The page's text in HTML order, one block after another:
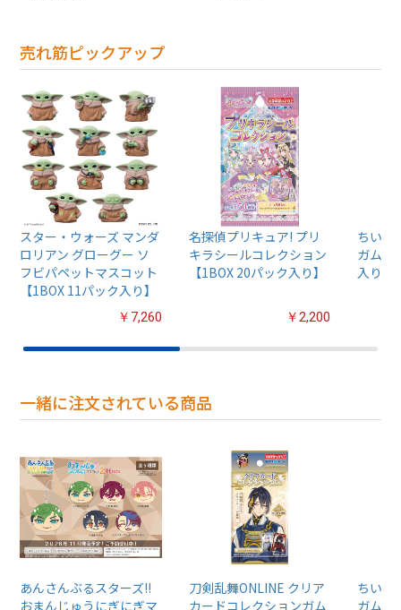
売れ筋ピックアップ
スター・ウォーズ マンダ
ロリアン グローグー ソ
フビパペットマスコット
【1BOX 11パック入り】
￥7,260
名探偵プリキュア! プリ
キラシールコレクション
【1BOX 20パック入り】
￥2,200
ちいか
ガム4
入り】
一緒に注文されている商品
あんさんぶるスターズ!!
おまんじゅうにぎにぎマ
刀剣乱舞ONLINE クリア
カードコレクションガム
ちいか
ガム4